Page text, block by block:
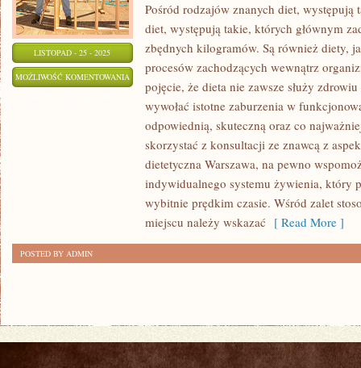
LISTOPAD - 25 - 2025
MOŻLIWOŚĆ KOMENTOWANIA BOWIEM
DZIAŁALNOŚĆ
Pośród rodzajów znanych diet,
diet, występują takie, których głównym
zbędnych kilogramów. Są również diety,
procesów zachodzących wewnątrz
pojęcie, że dieta nie zawsze służy
wywołać istotne zaburzenia w
odpowiednią, skuteczną oraz co
skorzystać z konsultacji ze znawcą z
dietetyczna Warszawa, na pewno
indywidualnego systemu żywienia, który
wybitnie prędkim czasie. Wśród zalet
miejscu należy wskazać [ Read More ]
POSTED BY ADMIN